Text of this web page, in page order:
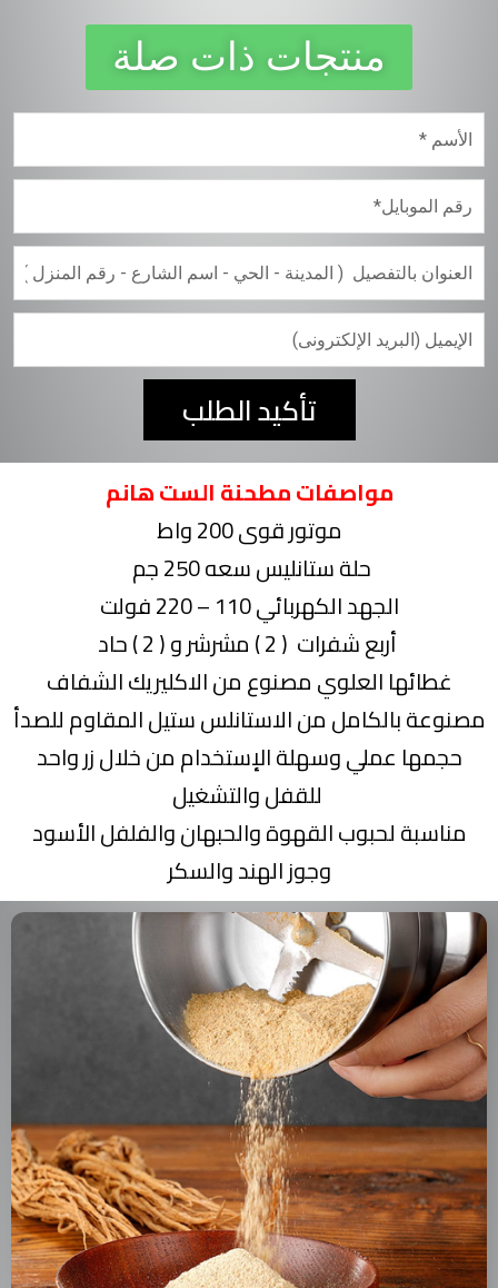
منتجات ذات صلة
تأكيد الطلب
مواصفات مطحنة الست هانم
موتور قوى 200 واط
حلة ستانليس سعه 250 جم
الجهد الكهربائي 110 – 220 فولت
أربع شفرات
مصنوعة بالكامل من الاستانلس ستيل المقاوم للصدأ
حجمها عملي وسهلة الإستخدام من خلال زر واحد
مناسبة لحبوب القهوة والحبهانوالفلفل الأسود
وجوز الهند والسكر